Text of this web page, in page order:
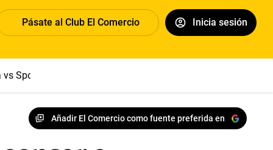
Pásate al Club El Comercio Inicia sesión
Sport Boys
Añadir El Comercio como fuente preferida en